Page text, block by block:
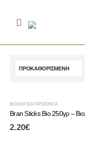
ΒΙΟΛΟΓΙΚΆ ΠΡΟΪΌΝΤΑ
2.20€